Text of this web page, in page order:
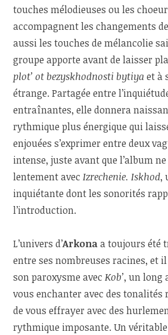
touches mélodieuses ou les
accompagnent les changements
aussi les touches de mélancolie
groupe apporte avant de laisser
plot’ ot bezyskhodnosti bytiya et à
étrange. Partagée entre
entraînantes, elle donnera
rythmique plus énergique qui
enjouées s’exprimer entre deux
intense, juste avant que l’album
lentement avecIzrechenie. Iskhod,
inquiétante dont les sonorités
l’introduction.
L’univers d’Arkonaa toujours été
entre ses nombreuses racines, et
son paroxysme avecKob’, un long
vous enchanter avec des
de vous effrayer avec des
rythmique imposante. Un